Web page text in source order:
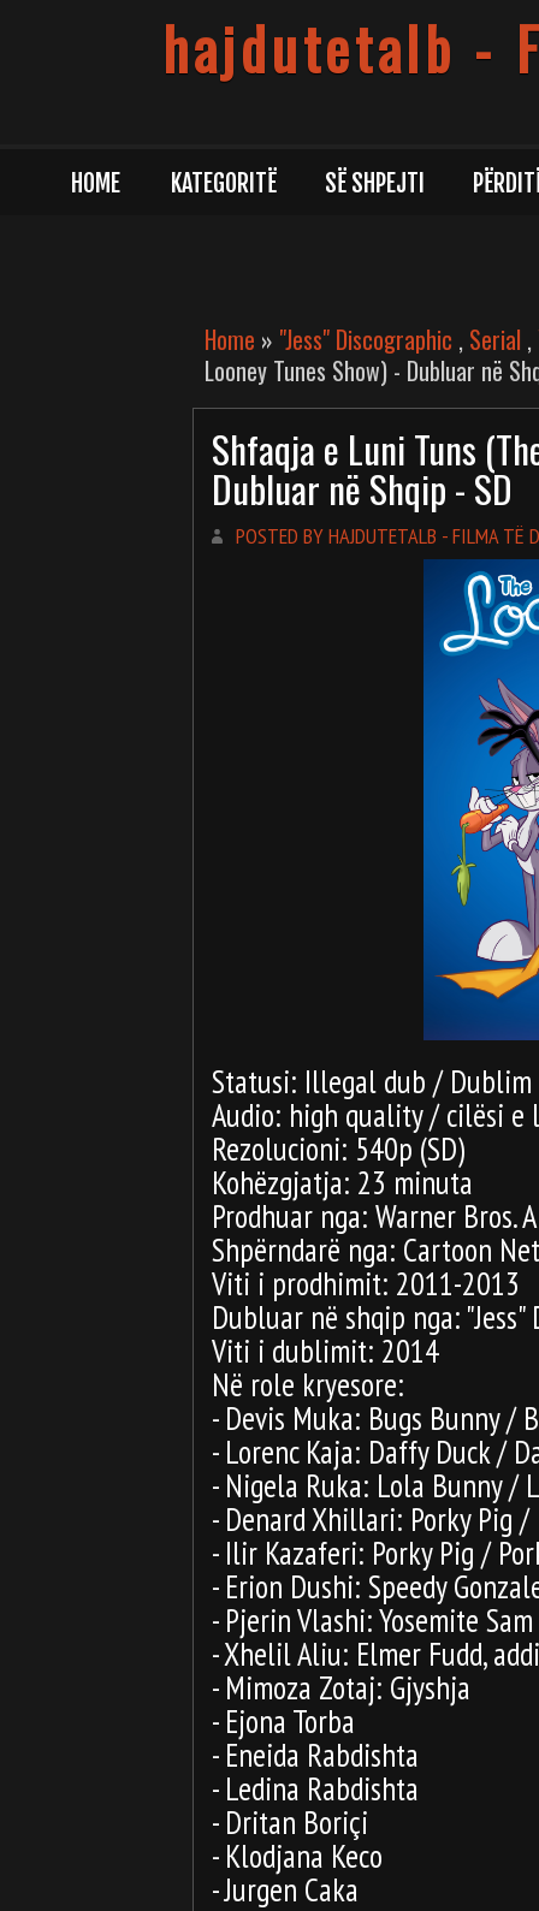
hajdutetalb -
HOME KATEGORITË SË SHPEJTI
Home » "Jess" Discographic , Serial ,
Looney Tunes Show) - Dubluar në
Shfaqja e Luni Tuns
Dubluar në Shqip - SD
POSTED BY HAJDUTETALB - FILMA TË
Statusi: Illegal dub /
Audio: high quality / cilësi e
Rezolucioni: 540p (SD)
Kohëzgjatja: 23 minuta
Prodhuar nga: Warner Bros.
Shpërndarë nga: Cartoon
Viti i prodhimit: 2011-2013
Dubluar në shqip nga: "Jess"
Viti i dublimit: 2014
Në role kryesore:
- Devis Muka: Bugs Bunny /
- Lorenc Kaja: Daffy Duck /
- Nigela Ruka: Lola Bunny /
- Denard Xhillari: Porky Pig /
- Ilir Kazaferi: Porky Pig /
- Erion Dushi: Speedy
- Pjerin Vlashi: Yosemite Sam
- Xhelil Aliu: Elmer Fudd,
- Mimoza Zotaj: Gjyshja
- Ejona Torba
- Eneida Rabdishta
- Ledina Rabdishta
- Dritan Boriçi
- Klodjana Keco
- Jurgen Caka